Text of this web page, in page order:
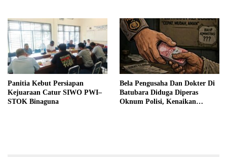
Panitia Kebut Persiapan
Kejuaraan Catur SIWO PWI–
STOK Binaguna
Bela Pengusaha Dan Dokter Di
Batubara Diduga Diperas
Oknum Polisi, Kenaikan